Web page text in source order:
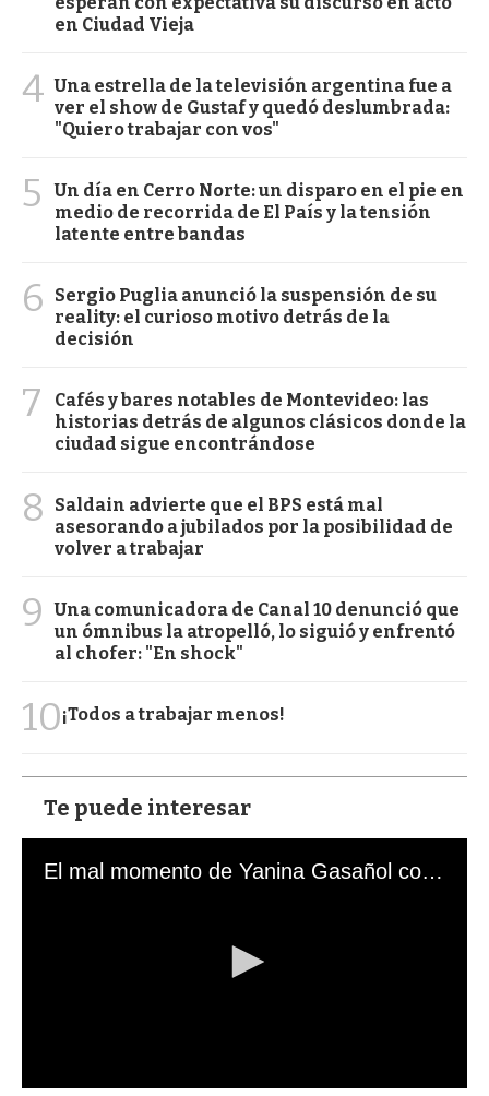
en Ciudad Vieja
4 Una estrella de la televisión argentina fue a
ver el show de Gustaf y quedó deslumbrada:
"Quiero trabajar con vos"
5
Un día en Cerro Norte: un disparo en el pie en
medio de recorrida de El País y la tensión
latente entre bandas
6
Sergio Puglia anunció la suspensión de su
reality: el curioso motivo detrás de la
decisión
7
Cafés y bares notables de Montevideo: las
historias detrás de algunos clásicos donde la
ciudad sigue encontrándose
8
Saldain advierte que el BPS está mal
asesorando a jubilados por la posibilidad de
volver a trabajar
9
Una comunicadora de Canal 10 denunció que
un ómnibus la atropelló, lo siguió y enfrentó
al chofer: "En shock"
10¡Todos a trabajar menos!
Te puede interesar
El mal momento de Yanina Gasañol con un hincha argentino en "Subrayado"